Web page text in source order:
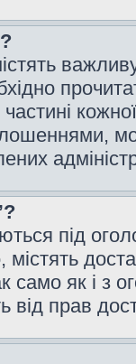
під
містять
само як і
від прав